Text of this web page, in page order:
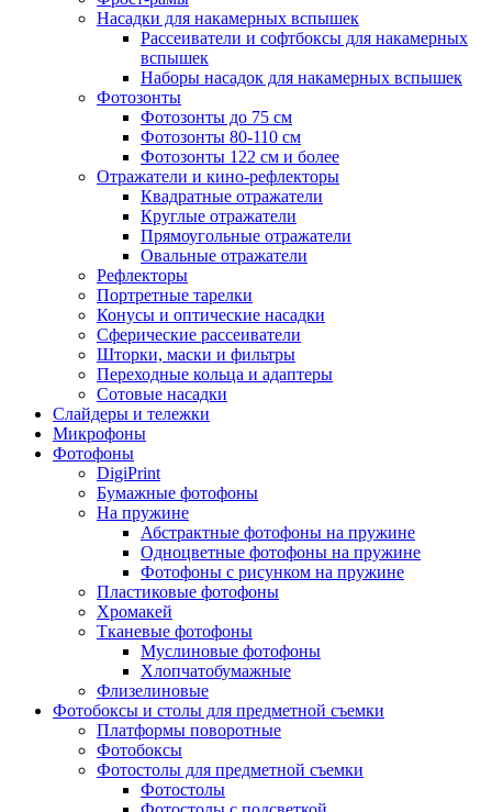
Насадки для накамерных вспышек
Рассеиватели и софтбоксы для накамерных
вспышек
Наборы насадок для накамерных вспышек
Фотозонты
Фотозонты до 75 см
Фотозонты 80-110 см
Фотозонты 122 см и более
Отражатели и кино-рефлекторы
Квадратные отражатели
Круглые отражатели
Прямоугольные отражатели
Овальные отражатели
Рефлекторы
Портретные тарелки
Конусы и оптические насадки
Сферические рассеиватели
Шторки, маски и фильтры
Переходные кольца и адаптеры
Сотовые насадки
Слайдеры и тележки
Микрофоны
Фотофоны
DigiPrint
Бумажные фотофоны
На пружине
Абстрактные фотофоны на пружине
Одноцветные фотофоны на пружине
Фотофоны с рисунком на пружине
Пластиковые фотофоны
Хромакей
Тканевые фотофоны
Муслиновые фотофоны
Хлопчатобумажные
Флизелиновые
Фотобоксы и столы для предметной съемки
Платформы поворотные
Фотобоксы
Фотостолы для предметной съемки
Фотостолы